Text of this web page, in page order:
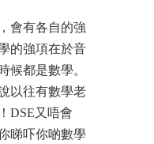
會有各自的強
的強項在於音
候都是數學。
以往有數學老
DSE又唔會
睇吓你啲數學